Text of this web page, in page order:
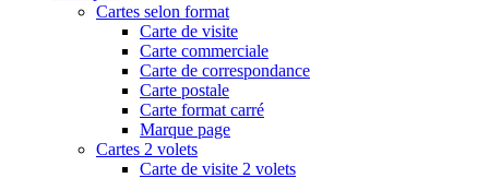
Cartes selon format
Carte de visite
Carte commerciale
Carte de correspondance
Carte postale
Carte format carré
Marque page
Cartes 2 volets
Carte de visite 2 volets